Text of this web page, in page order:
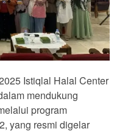
Istiqlal Halal Center
mendukung
program
yang resmi digelar